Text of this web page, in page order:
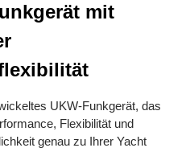
mit
UKW-Funkgerät, das
Flexibilität und
genau zu Ihrer Yacht